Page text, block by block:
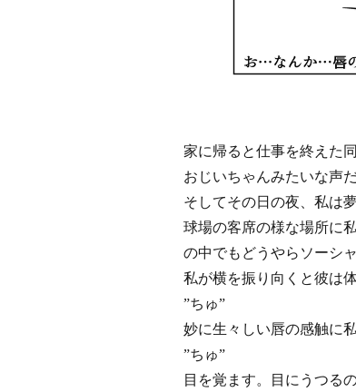
家に帰ると仕事を終えた
おじいちゃんみたいな声
そしてその日の夜、私は夢
球場の客席の様な場所に
の中でもどうやらソーシ
私が横を振り向くと彼は
”ちゅ”
妙に生々しい唇の感触に
”ちゅ”
目を覚ます。目にうつる